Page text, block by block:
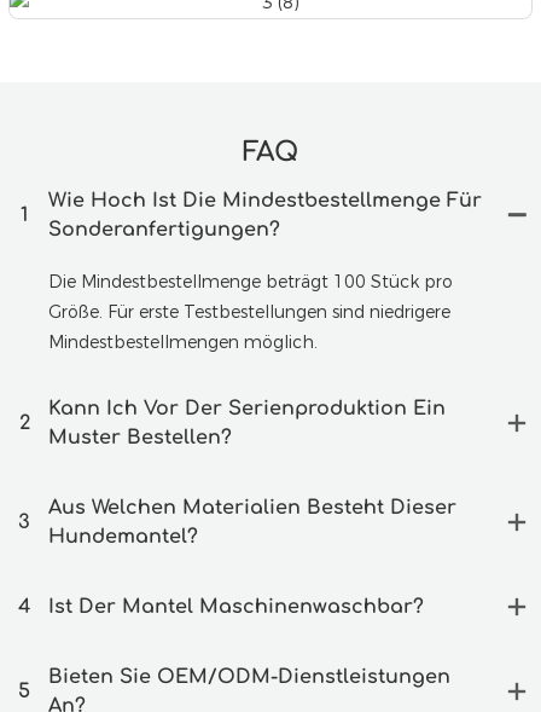
FAQ
1
Wie Hoch Ist Die Mindestbestellmenge Für
Sonderanfertigungen?
Die Mindestbestellmenge beträgt 100 Stück pro
Größe. Für erste Testbestellungen sind niedrigere
Mindestbestellmengen möglich.
2
Kann Ich Vor Der Serienproduktion Ein
Muster Bestellen?
3
Aus Welchen Materialien Besteht Dieser
Hundemantel?
4 Ist Der Mantel Maschinenwaschbar?
5
Bieten Sie OEM/ODM-Dienstleistungen
An?